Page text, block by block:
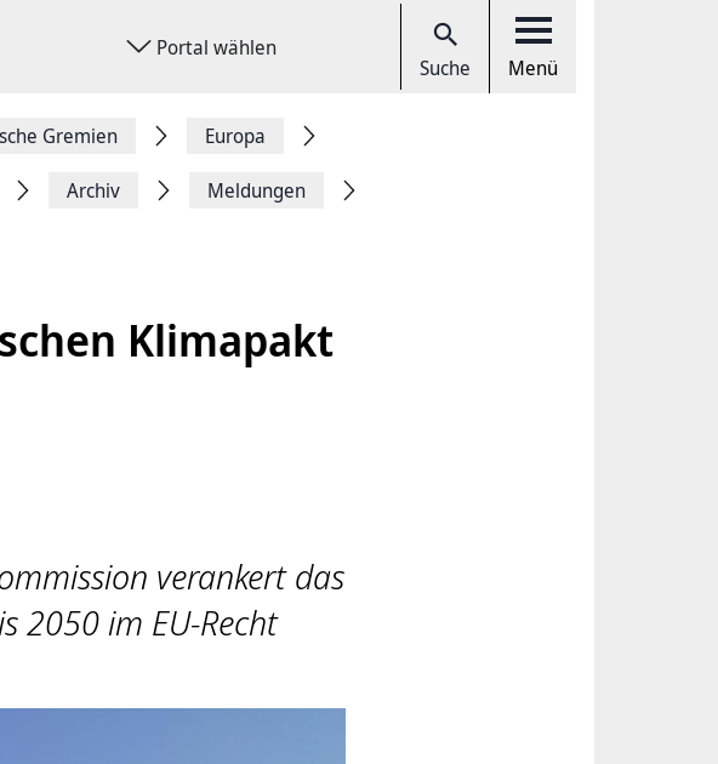
Portal wählen
Suche Menü
Gremien Europa
Archiv Meldungen
Klimapakt
verankert das
2050 im EU-Recht